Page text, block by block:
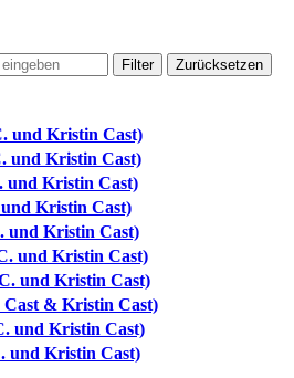
Filter Zurücksetzen
und Kristin Cast)
und Kristin Cast)
und Kristin Cast)
und Kristin Cast)
und Kristin Cast)
und Kristin Cast)
und Kristin Cast)
Cast & Kristin Cast)
und Kristin Cast)
und Kristin Cast)